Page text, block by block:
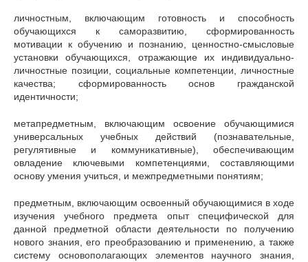
личностным, включающим готовность и способность
обучающихся к саморазвитию, сформированность
мотивации к обучению и познанию, ценностно-смысловые
установки обучающихся, отражающие их индивидуально-
личностные позиции, социальные компетенции, личностные
качества; сформированность основ гражданской
идентичности;
метапредметным, включающим освоение обучающимися
универсальных учебных действий (познавательные,
регулятивные и коммуникативные), обеспечивающим
овладение ключевыми компетенциями, составляющими
основу умения учиться, и межпредметными понятиям;
предметным, включающим освоенный обучающимися в ходе
изучения учебного предмета опыт специфической для
данной предметной области деятельности по получению
нового знания, его преобразованию и применению, а также
систему основополагающих элементов научного знания,